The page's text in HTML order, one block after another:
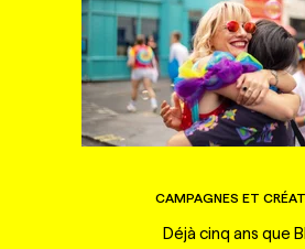
CAMPAGNES ET
Déjà cinq ans que